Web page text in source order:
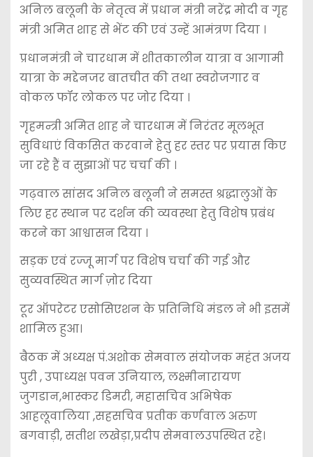
अनिल बलूनी के नेतृत्व में प्रधान मंत्री नरेंद्र मोदी व गृह
मंत्री अमित शाह से भेंट की एवं उन्हें आमंत्रण दिया ।
प्रधानमंत्री ने चारधाम में शीतकालीन यात्रा व आगामी
यात्रा के मद्देनजर बातचीत की तथा स्वरोजगार व
वोकल फॉर लोकल पर जोर दिया ।
गृहमन्त्री अमित शाह ने चारधाम में निरंतर मूलभूत
सुविधाएं विकसित करवाने हेतु हर स्तर पर प्रयास किए
जा रहे हैं व सुझाओं पर चर्चा की ।
गढ़वाल सांसद अनिल बलूनी ने समस्त श्रद्धालुओं के
लिए हर स्थान पर दर्शन की व्यवस्था हेतु विशेष प्रबंध
करने का आश्वासन दिया ।
सड़क एवं रज्जू मार्ग पर विशेष चर्चा की गई और
सुव्यवस्थित मार्ग ज़ोर दिया
टूर ऑपरेटर एसोसिएशन के प्रतिनिधि मंडल ने भी इसमें
शामिल हुआ।
बैठक में अध्यक्ष पं.अशोक सेमवाल संयोजक महंत अजय
पुरी , उपाध्यक्ष पवन उनियाल, लक्ष्मीनारायण
जुगडान,भास्कर डिमरी, महासचिव अभिषेक
आहलूवालिया ,सहसचिव प्रतीक कर्णवाल अरुण
बगवाड़ी, सतीश लखेड़ा,प्रदीप सेमवालउपस्थित रहे।